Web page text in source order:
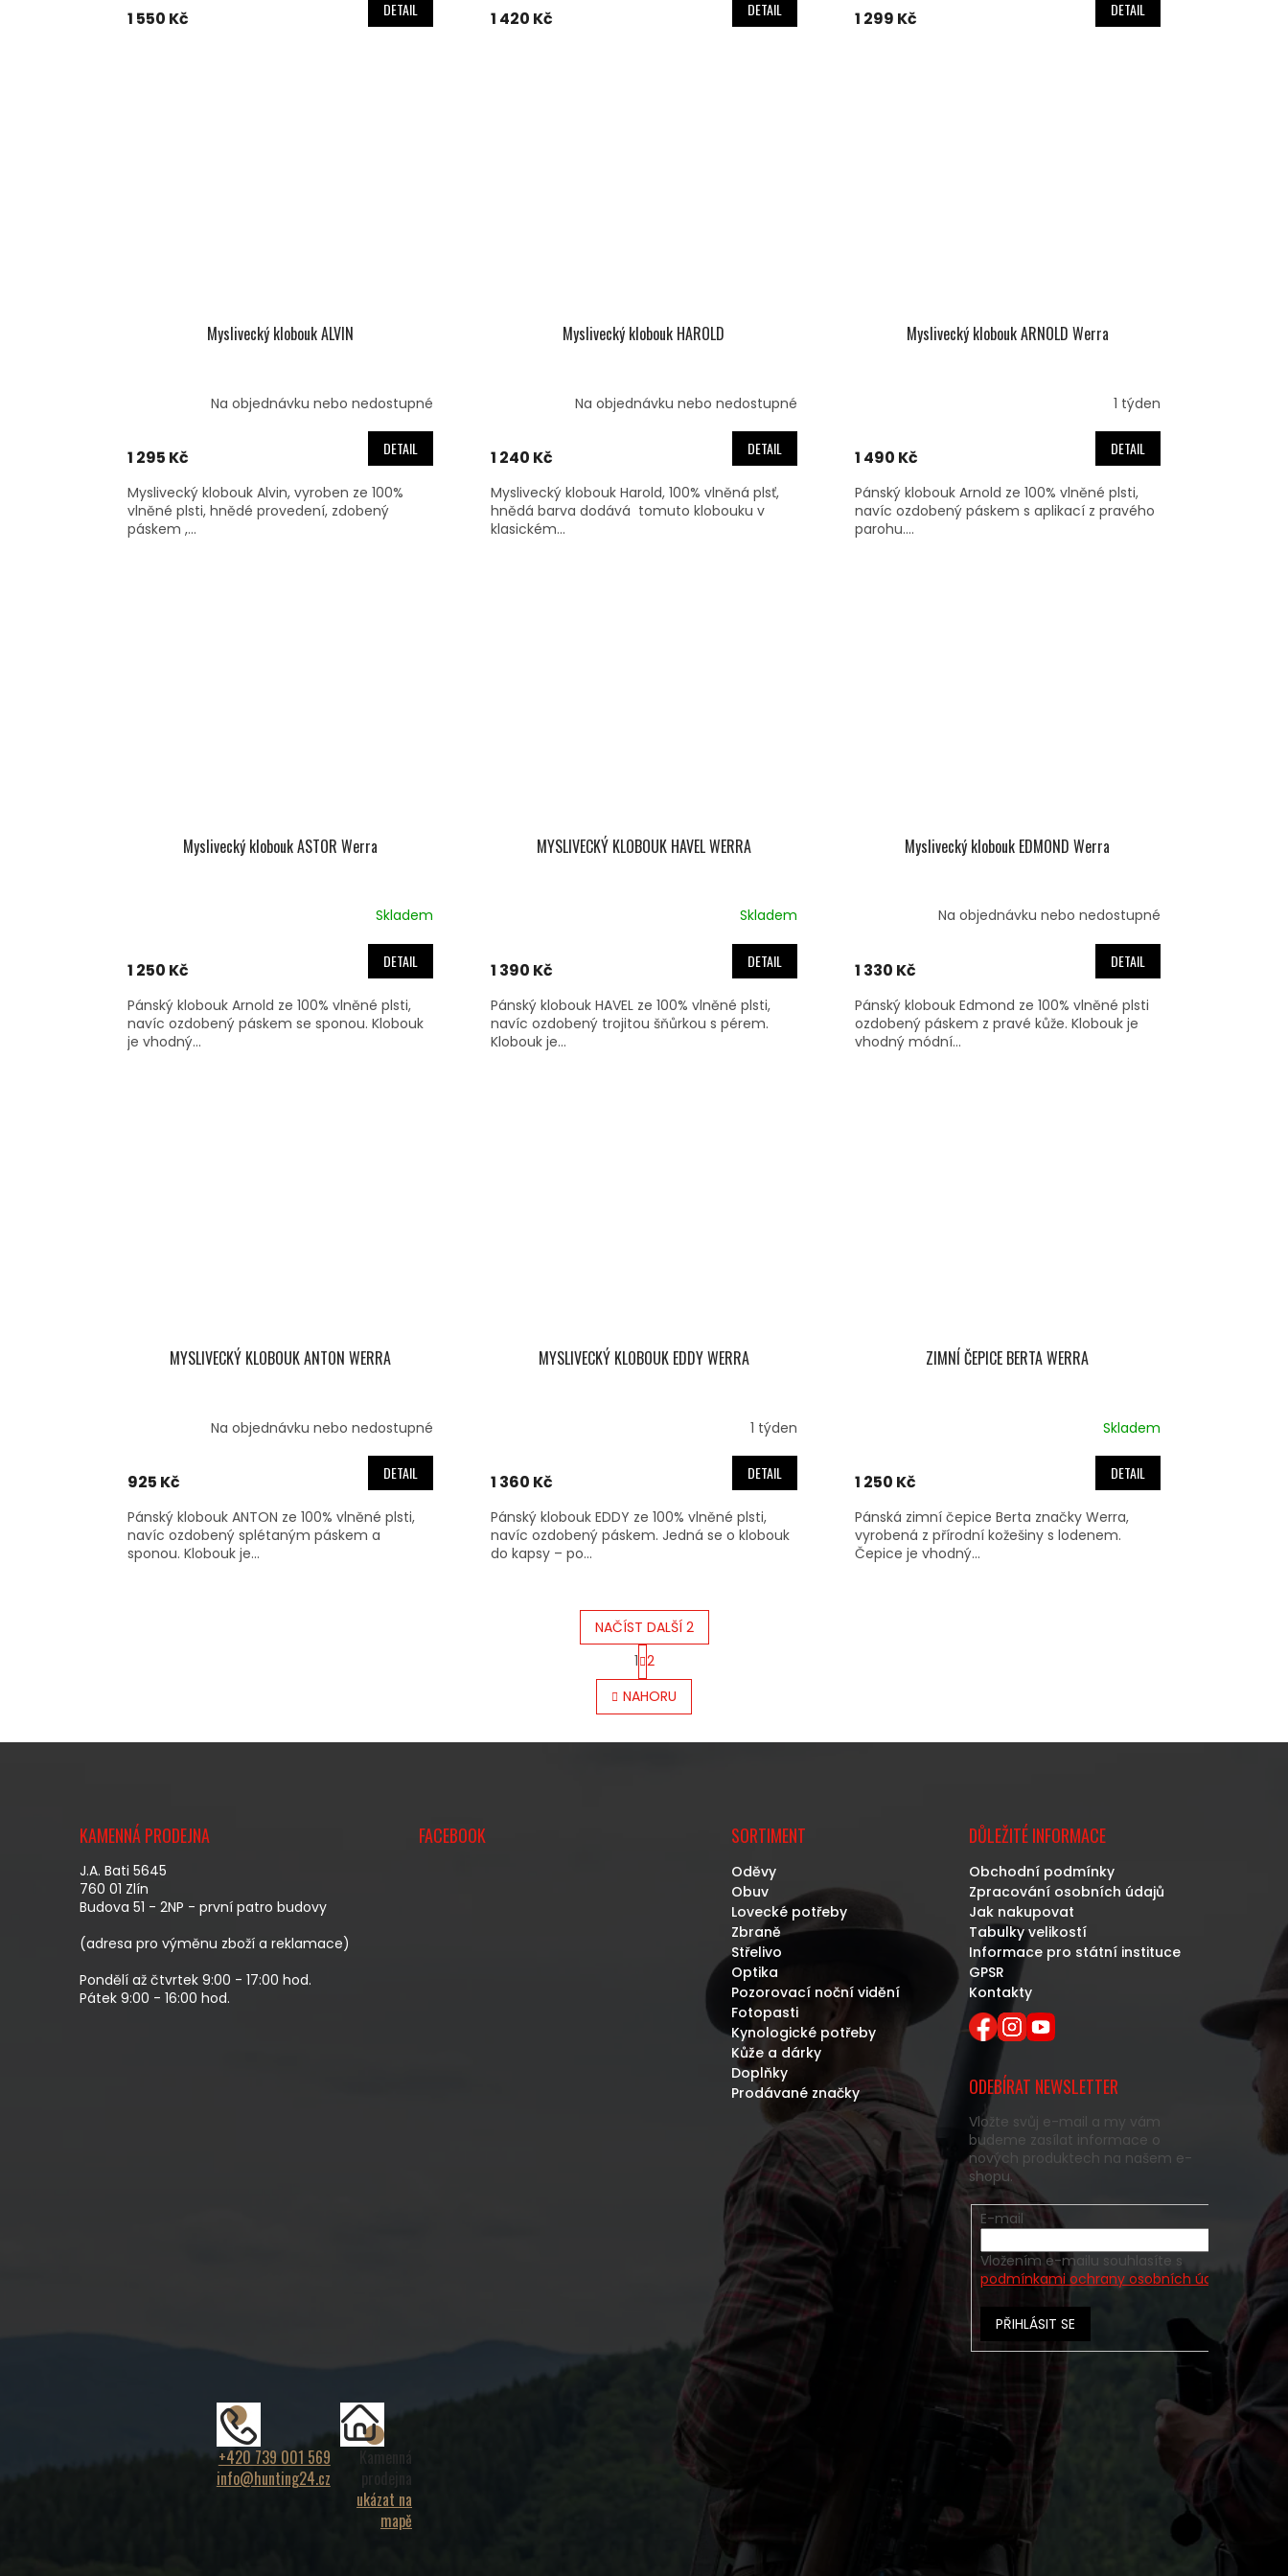
1 550 Kč DETAIL 1 420 Kč DETAIL 1 299 Kč DETAIL
Myslivecký klobouk ALVIN
Na objednávku nebo nedostupné
1 295 Kč DETAIL
Myslivecký klobouk Alvin, vyroben ze 100%
vlněné plsti, hnědé provedení, zdobený
páskem ,...
Myslivecký klobouk HAROLD
Na objednávku nebo nedostupné
1 240 Kč DETAIL
Myslivecký klobouk Harold, 100% vlněná plsť,
hnědá barva dodává tomuto klobouku v
klasickém...
Myslivecký klobouk ARNOLD Werra
1 týden
1 490 Kč DETAIL
Pánský klobouk Arnold ze 100% vlněné plsti,
navíc ozdobený páskem s aplikací z pravého
parohu....
Myslivecký klobouk ASTOR Werra
Skladem
1 250 Kč DETAIL
Pánský klobouk Arnold ze 100% vlněné plsti,
navíc ozdobený páskem se sponou. Klobouk
je vhodný...
MYSLIVECKÝ KLOBOUK HAVEL WERRA
Skladem
1 390 Kč DETAIL
Pánský klobouk HAVEL ze 100% vlněné plsti,
navíc ozdobený trojitou šňůrkou s pérem.
Klobouk je...
Myslivecký klobouk EDMOND Werra
Na objednávku nebo nedostupné
1 330 Kč DETAIL
Pánský klobouk Edmond ze 100% vlněné plsti
ozdobený páskem z pravé kůže. Klobouk je
vhodný módní...
MYSLIVECKÝ KLOBOUK ANTON WERRA
Na objednávku nebo nedostupné
925 Kč DETAIL
Pánský klobouk ANTON ze 100% vlněné plsti,
navíc ozdobený splétaným páskem a
sponou. Klobouk je...
MYSLIVECKÝ KLOBOUK EDDY WERRA
1 týden
1 360 Kč DETAIL
Pánský klobouk EDDY ze 100% vlněné plsti,
navíc ozdobený páskem. Jedná se o klobouk
do kapsy – po...
ZIMNÍ ČEPICE BERTA WERRA
Skladem
1 250 Kč DETAIL
Pánská zimní čepice Berta značky Werra,
vyrobená z přírodní kožešiny s lodenem.
Čepice je vhodný...
O
V
L
D
NAČÍST DALŠÍ 2
S
T
R
Á
N
O
1 2
NAHORU
KAMENNÁ PRODEJNA
J.A. Bati 5645
760 01 Zlín
Budova 51 - 2NP - první patro budovy
(adresa pro výměnu zboží a reklamace)
Pondělí až čtvrtek 9:00 - 17:00 hod.
Pátek 9:00 - 16:00 hod.
FACEBOOK SORTIMENT
Oděvy
Obuv
Lovecké potřeby
Zbraně
Střelivo
Optika
Pozorovací noční vidění
Fotopasti
Kynologické potřeby
Kůže a dárky
Doplňky
Prodávané značky
DŮLEŽITÉ INFORMACE
Obchodní podmínky
Zpracování osobních údajů
Jak nakupovat
Tabulky velikostí
Informace pro státní instituce
GPSR
Kontakty
ODEBÍRAT NEWSLETTER
Vložte svůj e-mail a my vám
budeme zasílat informace o
nových produktech na našem e-
shopu.
E-mail
Vložením e-mailu souhlasíte s
podmínkami ochrany osobních údajů
PŘIHLÁSIT SE
+420 739 001 569
info@hunting24.cz
Kamenná
prodejna
ukázat na
mapě